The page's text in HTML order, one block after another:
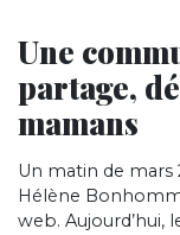
Une
partage,
mamans
Un matin de
Hélène
web. Aujourd’hui,